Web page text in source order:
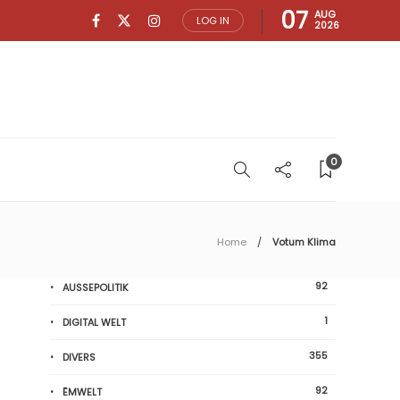
LOG IN 07 AUG
2026
0
Home Votum Klima
AUSSEPOLITIK 92
DIGITAL WELT 1
DIVERS 355
ËMWELT 92